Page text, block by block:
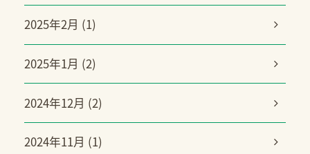
2025年2月 (1)
2025年1月 (2)
2024年12月 (2)
2024年11月 (1)